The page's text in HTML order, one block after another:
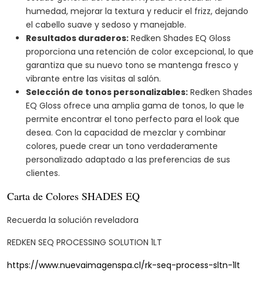
humedad, mejorar la textura y reducir el frizz, dejando
el cabello suave y sedoso y manejable.
Resultados duraderos:Redken Shades EQ Gloss
proporciona una retención de color excepcional, lo que
garantiza que su nuevo tono se mantenga fresco y
vibrante entre las visitas al salón.
Selección de tonos personalizables:Redken Shades
EQ Gloss ofrece una amplia gama de tonos, lo que le
permite encontrar el tono perfecto para el look que
desea. Con la capacidad de mezclar y combinar
colores, puede crear un tono verdaderamente
personalizado adaptado a las preferencias de sus
clientes.
Carta de Colores SHADES EQ
Recuerda la solución reveladora
REDKEN SEQ PROCESSING SOLUTION 1LT
https://www.nuevaimagenspa.cl/rk-seq-process-sltn-1lt